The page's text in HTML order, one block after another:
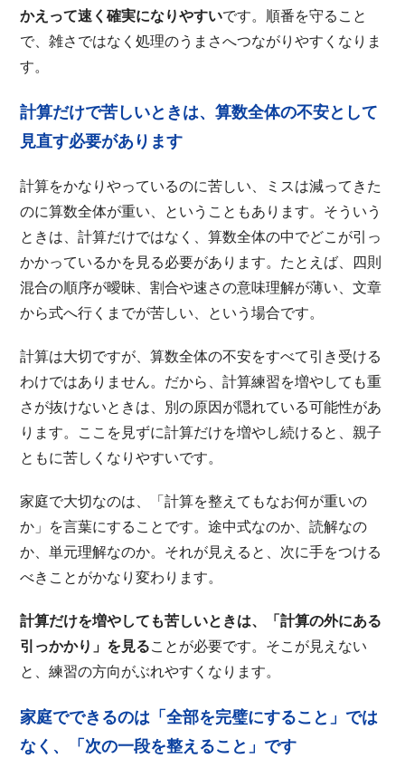
かえって速く確実になりやすいです。順番を守ること
で、雑さではなく処理のうまさへつながりやすくなりま
す。
計算だけで苦しいときは、算数全体の不安として
見直す必要があります
計算をかなりやっているのに苦しい、ミスは減ってきた
のに算数全体が重い、ということもあります。そういう
ときは、計算だけではなく、算数全体の中でどこが引っ
かかっているかを見る必要があります。たとえば、四則
混合の順序が曖昧、割合や速さの意味理解が薄い、文章
から式へ行くまでが苦しい、という場合です。
計算は大切ですが、算数全体の不安をすべて引き受ける
わけではありません。だから、計算練習を増やしても重
さが抜けないときは、別の原因が隠れている可能性があ
ります。ここを見ずに計算だけを増やし続けると、親子
ともに苦しくなりやすいです。
家庭で大切なのは、「計算を整えてもなお何が重いの
か」を言葉にすることです。途中式なのか、読解なの
か、単元理解なのか。それが見えると、次に手をつける
べきことがかなり変わります。
計算だけを増やしても苦しいときは、「計算の外にある
引っかかり」を見ることが必要です。そこが見えない
と、練習の方向がぶれやすくなります。
家庭でできるのは「全部を完璧にすること」では
なく、「次の一段を整えること」です